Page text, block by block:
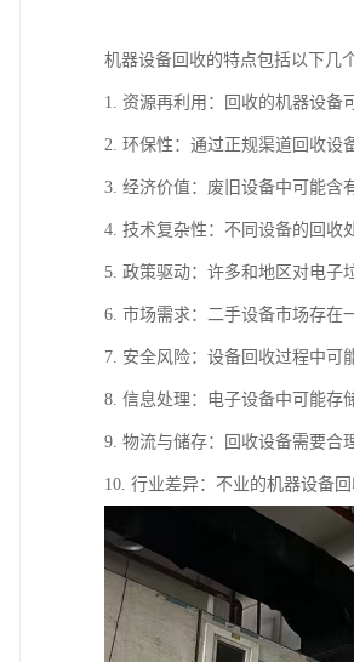
机器设备回收的特点包括以下几
1. 资源再利用：回收的机器设备
2. 环保性：通过正规渠道回收设
3. 经济价值：废旧设备中可能含
4. 技术复杂性：不同设备的回收
5. 政策驱动：许多和地区对电子
6. 市场需求：二手设备市场存在
7. 安全风险：设备回收过程中可
8. 信息处理：电子设备中可能存
9. 物流与储存：回收设备需要合
10. 行业差异：不业的机器设备